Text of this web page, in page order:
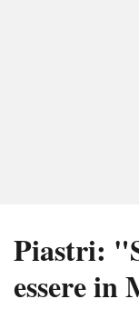
Piastri:
essere in